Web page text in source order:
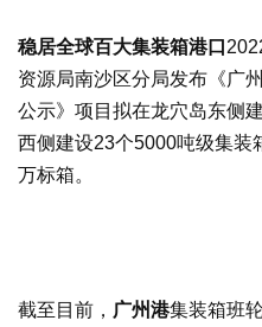
稳居全球百大集装箱港口
资源局南沙区分局发布《广
公示》项目拟在龙穴岛东侧
西侧建设23个5000吨级集装
万标箱。
截至目前， 广州港集装箱班